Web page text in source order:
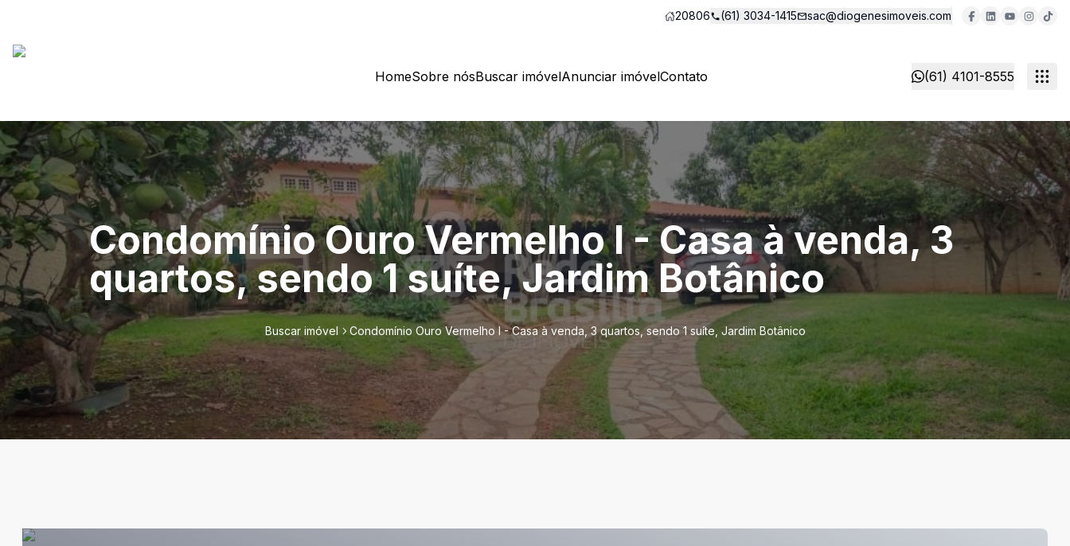
20806 (61) 3034-1415 sac@diogenesimoveis.com
HomeSobre nósBuscar imóvelAnunciar imóvelContato (61) 4101-8555
Condomínio Ouro Vermelho I - Casa à venda, 3
quartos, sendo 1 suíte, Jardim Botânico
Buscar imóvel Condomínio Ouro Vermelho I - Casa à venda, 3 quartos, sendo 1 suíte, Jardim Botânico